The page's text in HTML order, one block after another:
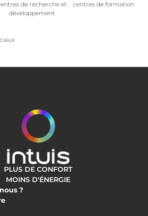
de recherche et
développement
centres de formation
PLUS DE CONFORT
MOINS D'ÉNERGIE
?